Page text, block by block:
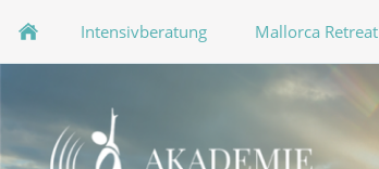
Intensivberatung Mallorca Retreat